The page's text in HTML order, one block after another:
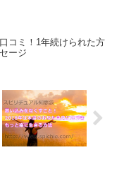
コミ！1年続けられた方
ージ